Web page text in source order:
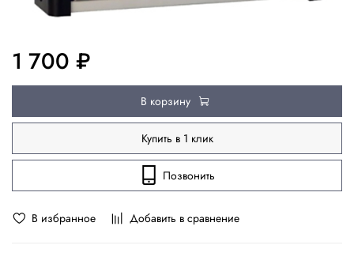
В избранное Добавить в сравнение
1 700 ₽
В корзину
Купить в 1 клик
Позвонить